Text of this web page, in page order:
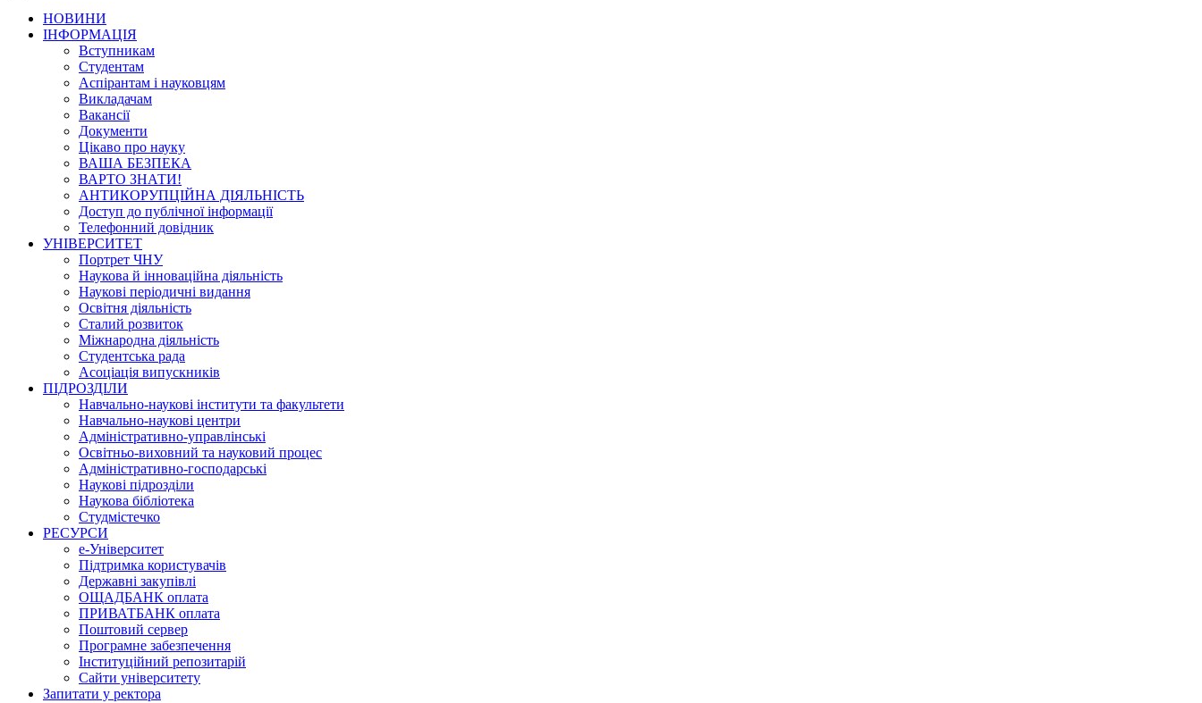
НОВИНИ
ІНФОРМАЦІЯ
Вступникам
Студентам
Аспірантам і науковцям
Викладачам
Вакансії
Документи
Цікаво про науку
ВАША БЕЗПЕКА
ВАРТО ЗНАТИ!
АНТИКОРУПЦІЙНА ДІЯЛЬНІСТЬ
Доступ до публічної інформації
Телефонний довідник
УНІВЕРСИТЕТ
Портрет ЧНУ
Наукова й інноваційна діяльність
Наукові періодичні видання
Освітня діяльність
Сталий розвиток
Міжнародна діяльність
Студентська рада
Асоціація випускників
ПІДРОЗДІЛИ
Навчально-наукові інститути та факультети
Навчально-наукові центри
Адміністративно-управлінські
Освітньо-виховний та науковий процес
Адміністративно-господарські
Наукові підрозділи
Наукова бібліотека
Студмістечко
РЕСУРСИ
е-Університет
Підтримка користувачів
Державні закупівлі
ОЩАДБАНК оплата
ПРИВАТБАНК оплата
Поштовий сервер
Програмне забезпечення
Інституційний репозитарій
Сайти університету
Запитати у ректора